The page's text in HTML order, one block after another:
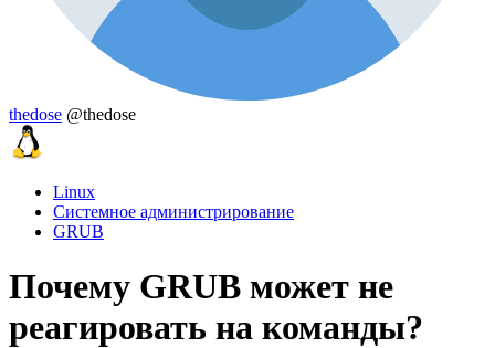
thedose @thedose
Linux
Системное администрирование
GRUB
Почему GRUB может не
реагировать на команды?